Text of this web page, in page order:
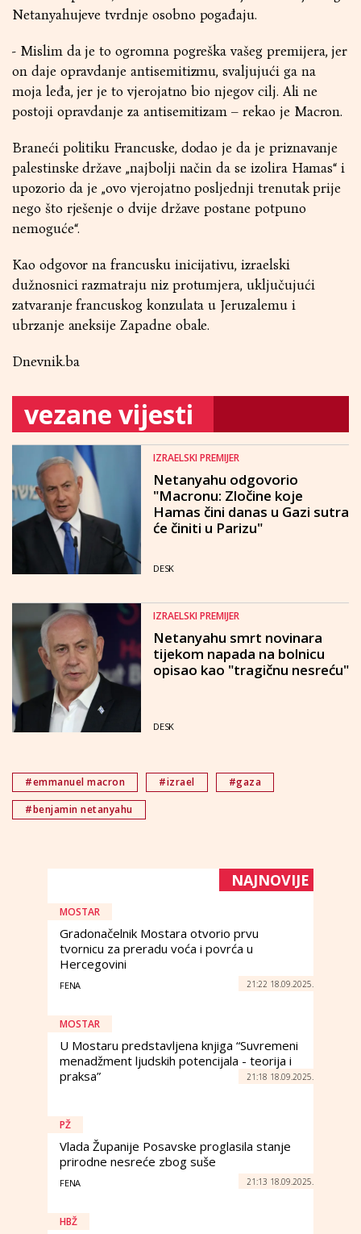
Netanyahujeve tvrdnje osobno pogađaju.
- Mislim da je to ogromna pogreška vašeg premijera, jer
on daje opravdanje antisemitizmu, svaljujući ga na
moja leđa, jer je to vjerojatno bio njegov cilj. Ali ne
postoji opravdanje za antisemitizam – rekao je Macron.
Braneći politiku Francuske, dodao je da je priznavanje
palestinske države „najbolji način da se izolira Hamas“ i
upozorio da je „ovo vjerojatno posljednji trenutak prije
nego što rješenje o dvije države postane potpuno
nemoguće“.
Kao odgovor na francusku inicijativu, izraelski
dužnosnici razmatraju niz protumjera, uključujući
zatvaranje francuskog konzulata u Jeruzalemu i
ubrzanje aneksije Zapadne obale.
Dnevnik.ba
vezane vijesti
IZRAELSKI PREMIJER
Netanyahu odgovorio
"Macronu: Zločine koje
Hamas čini danas u Gazi sutra
će činiti u Parizu"
DESK
IZRAELSKI PREMIJER
Netanyahu smrt novinara
tijekom napada na bolnicu
opisao kao "tragičnu nesreću"
DESK
#emmanuel macron #izrael
#gaza
#benjamin netanyahu
NAJNOVIJE
MOSTAR
Gradonačelnik Mostara otvorio prvu
tvornicu za preradu voća i povrća u
Hercegovini
FENA 21:22 18.09.2025.
MOSTAR
U Mostaru predstavljena knjiga “Suvremeni
menadžment ljudskih potencijala - teorija i
praksa”
21:18 18.09.2025.
PŽ
Vlada Županije Posavske proglasila stanje
prirodne nesreće zbog suše
FENA 21:13 18.09.2025.
HBŽ